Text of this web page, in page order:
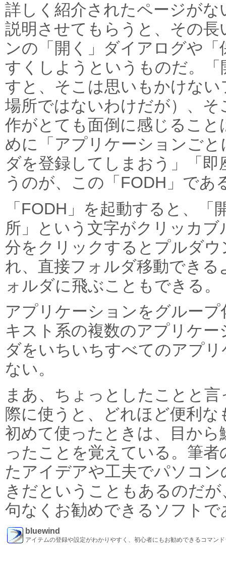
詳しく紹介されたページが
説明させてもらうと、その
ンの「開く」ダイアログや
すくしようというものだ。
すと、そこは思いもかけな
場所ではないわけだが）、
作がとても面倒に感じるこ
めに「アプリケーションご
ダを登録してしまおう」「
うのが、この「FODH」であ
「FODH」を起動すると、
所」という文字がクリッカ
分をクリックするとプルダ
れ、直接フォルダ移動でき
ォルダに飛ぶこともできる。
アプリケーションをグルー
キスト系の複数のアプリケ
ダをいちいちすべてのアプ
ない。
まあ、ちょっとしたことと
際に使うと、どれほど便利
初めて使ったときは、目か
ったことを覚えている。筆
たアイデアや工夫でパソコ
きだということもあるのだ
句なくお勧めできるソフトで
bluewind
アイテムの登録や設定がわかりやすく、初心者にもお勧めできるコマン